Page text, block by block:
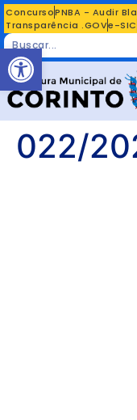
ConcursoPNBA - Audir
Transparência .GOVe-SIC
022/
Abrir a barra de